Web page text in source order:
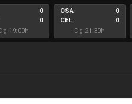
0
0
19:00h
OSA
CEL
0
0
Dg 21:30h